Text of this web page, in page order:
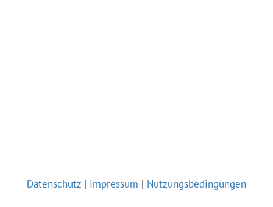
Datenschutz| Impressum | Nutzungsbedingungen